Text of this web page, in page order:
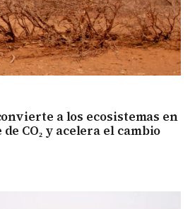
a los ecosistemas en
CO₂ y acelera el cambio